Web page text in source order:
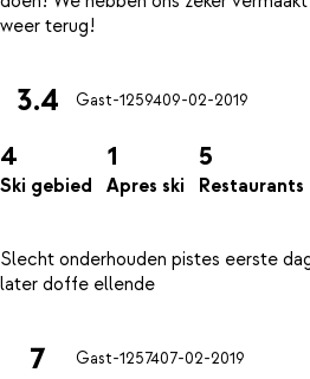
3.4 Gast-1259409-02-2019
4
Ski gebied
1
Apres ski
5
Restaurants
Slecht onderhouden pistes eerste
7 Gast-1257407-02-2019